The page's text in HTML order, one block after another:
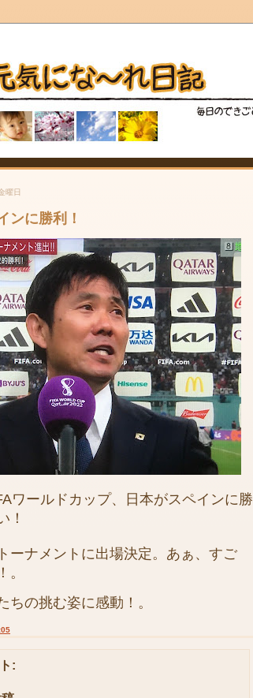
曜日
ンに勝利！
ワールドカップ、日本がスペインに勝
！
ーナメントに出場決定。あぁ、すご
。
の挑む姿に感動！。
: